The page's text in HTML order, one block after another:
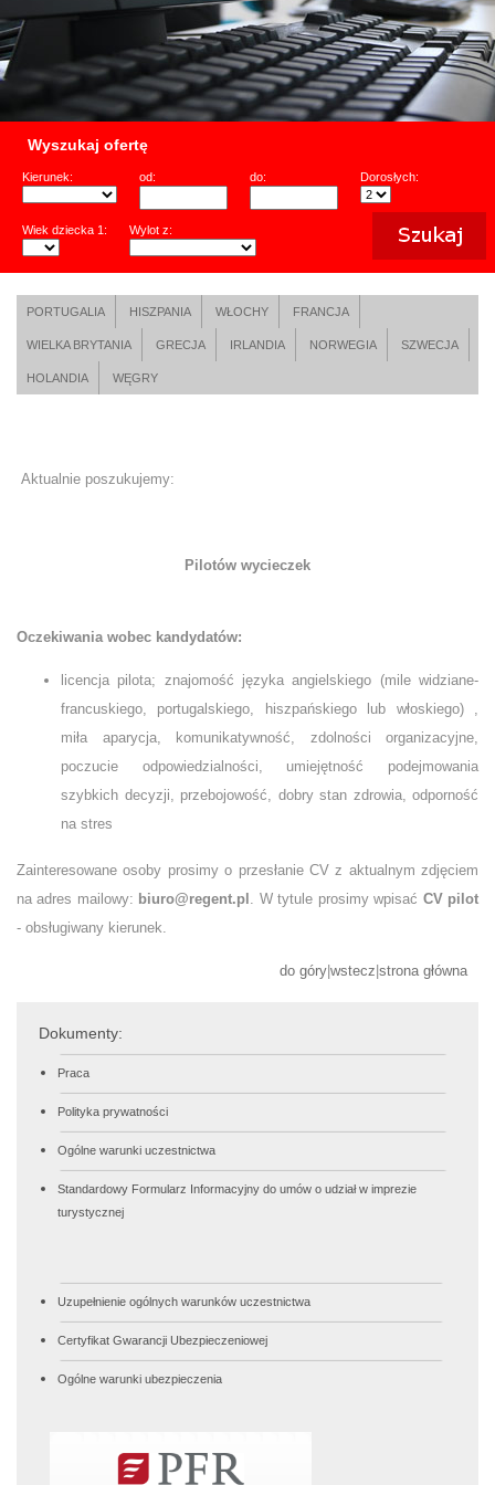
Wyszukaj ofertę
Kierunek: od: do: Dorosłych:
Wiek dziecka 1: Wylot z:
PORTUGALIA HISZPANIA WŁOCHY FRANCJA
WIELKA BRYTANIA GRECJA IRLANDIA NORWEGIA SZWECJA
HOLANDIA WĘGRY
Aktualnie poszukujemy:
Pilotów wycieczek
Oczekiwania wobec kandydatów:
licencja pilota; znajomość języka angielskiego (mile widziane-
francuskiego, portugalskiego, hiszpańskiego lub włoskiego) ,
miła aparycja, komunikatywność, zdolności organizacyjne,
poczucie odpowiedzialności, umiejętność podejmowania
szybkich decyzji, przebojowość, dobry stan zdrowia, odporność
na stres
Zainteresowane osoby prosimy o przesłanie CV z aktualnym zdjęciem
na adres mailowy: biuro@regent.pl . W tytule prosimy wpisać CV pilot
- obsługiwany kierunek.
do góry wstecz strona główna
Dokumenty:
Praca
Polityka prywatności
Ogólne warunki uczestnictwa
Standardowy Formularz Informacyjny do umów o udział w imprezie
turystycznej
Uzupełnienie ogólnych warunków uczestnictwa
Certyfikat Gwarancji Ubezpieczeniowej
Ogólne warunki ubezpieczenia